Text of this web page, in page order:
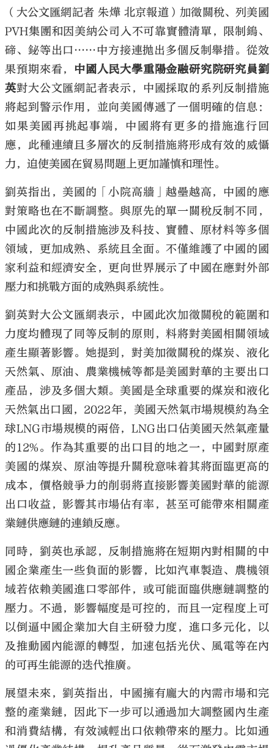
（大公文匯網記者 朱燁 北京報道）加徵關稅、列美國
PVH集團和因美納公司入不可靠實體清單，限制鎢、
碲、鉍等出口……中方接連拋出多個反制舉措。從效
果預期來看， 中國人民大學重陽金融研究院研究員劉
英對大公文匯網記者表示，中國採取的系列反制措施
將起到警示作用，並向美國傳遞了一個明確的信息：
如果美國再挑起事端，中國將有更多的措施進行回
應，此種連續且多層次的反制措施將形成有效的威懾
力，迫使美國在貿易問題上更加謹慎和理性。
劉英指出，美國的「小院高牆」越壘越高，中國的應
對策略也在不斷調整。與原先的單一關稅反制不同，
中國此次的反制措施涉及科技、實體、原材料等多個
領域，更加成熟、系統且全面。不僅維護了中國的國
家利益和經濟安全，更向世界展示了中國在應對外部
壓力和挑戰方面的成熟與系統性。
劉英對大公文匯網表示，中國此次加徵關稅的範圍和
力度均體現了同等反制的原則，料將對美國相關領域
產生顯著影響。她提到，對美加徵關稅的煤炭、液化
天然氣、原油、農業機械等都是美國對華的主要出口
產品，涉及多個大類。美國是全球重要的煤炭和液化
天然氣出口國，2022年，美國天然氣市場規模約為全
球LNG市場規模的兩倍，LNG出口佔美國天然氣產量
的12%。作為其重要的出口目的地之一，中國對原產
美國的煤炭、原油等提升關稅意味着其將面臨更高的
成本，價格競爭力的削弱將直接影響美國對華的能源
出口收益，影響其市場佔有率，甚至可能帶來相關產
業鏈供應鏈的連鎖反應。
同時，劉英也承認，反制措施將在短期內對相關的中
國企業產生一些負面的影響，比如汽車製造、農機領
域若依賴美國進口零部件，或可能面臨供應鏈調整的
壓力。不過，影響幅度是可控的，而且一定程度上可
以倒逼中國企業加大自主研發力度，進口多元化，以
及推動國內能源的轉型，加速包括光伏、風電等在內
的可再生能源的迭代推廣。
展望未來，劉英指出，中國擁有龐大的內需市場和完
整的產業鏈，因此下一步可以通過加大調整國內生產
和消費結構，有效減輕出口依賴帶來的壓力。比如通